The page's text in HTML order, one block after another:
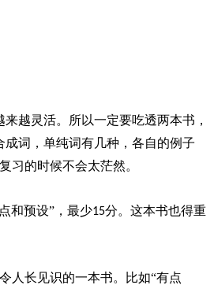
越灵活。所以一定要吃透两本书，
词，单纯词有几种，各自的例子
习的时候不会太茫然。
和预设”，最少15分。这本书也得重
人长见识的一本书。比如“有点